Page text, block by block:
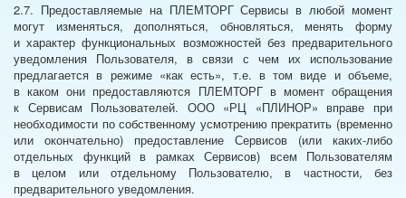
2.7. Предоставляемые на ПЛЕМТОРГ Сервисы в любой момент
могут изменяться, дополняться, обновляться, менять форму
и характер функциональных возможностей без предварительного
уведомления Пользователя, в связи с чем их использование
предлагается в режиме «как есть», т.е. в том виде и объеме,
в каком они предоставляются ПЛЕМТОРГ в момент обращения
к Сервисам Пользователей. ООО «РЦ «ПЛИНОР» вправе при
необходимости по собственному усмотрению прекратить (временно
или окончательно) предоставление Сервисов (или каких-либо
отдельных функций в рамках Сервисов) всем Пользователям
в целом или отдельному Пользователю, в частности, без
предварительного уведомления.